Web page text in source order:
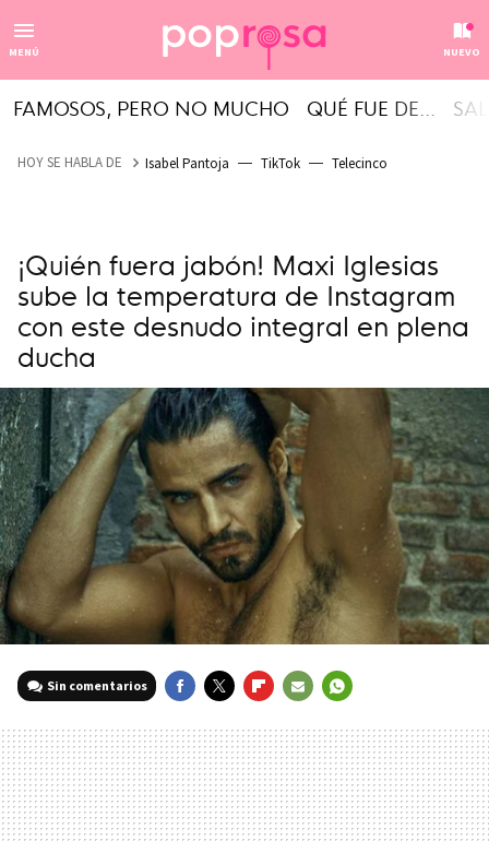
MENÚ NUEVO
FAMOSOS, PERO NO MUCHO QUÉ FUE DE...
HOY SE HABLA DE Isabel Pantoja TikTok Telecinco
¡Quién fuera jabón! Maxi Iglesias
sube la temperatura de Instagram
con este desnudo integral en plena
ducha
Sin comentarios
MAIL